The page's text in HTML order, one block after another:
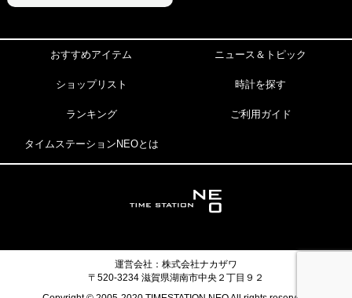
おすすめアイテム ニュース＆トピック
ショップリスト 時計を探す
ランキング ご利用ガイド
タイムステーションNEOとは
運営会社：株式会社ナカザワ
〒520-3234 滋賀県湖南市中央２丁目９２